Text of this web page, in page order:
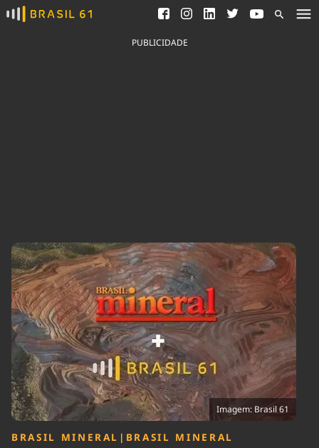
Ver todas as notícias
Saneamento
Indicadores
Agronegócios
Brasil
Brasil Mineral
Ciência &
Tecnologia
Cinema
Comportamento
Cultura
Economia
Educação
Infraestrutura
Internacional
Meio Ambiente
Podcast
Política
Saúde
Tempo
PUBLICIDADE
Imagem: Brasil 61
BRASIL MINERAL | BRASIL MINERAL